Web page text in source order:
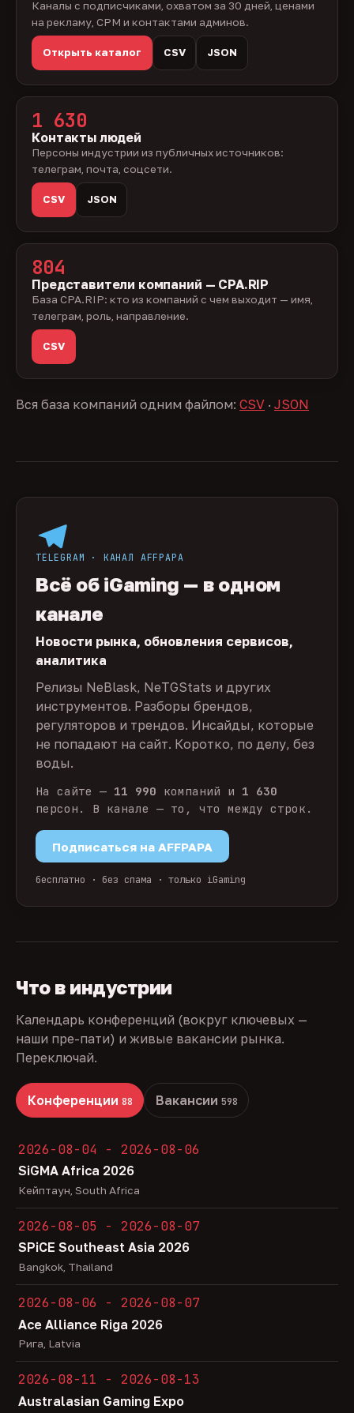
Каналы с подписчиками, охватом за 30 дней, ценами
на рекламу, CPM и контактами админов.
Открыть каталог CSV JSON
1 630
Контакты людей
Персоны индустрии из публичных источников:
телеграм, почта, соцсети.
CSV JSON
804
Представители компаний — CPA.RIP
База CPA.RIP: кто из компаний с чем выходит — имя,
телеграм, роль, направление.
CSV
Вся база компаний одним файлом: CSV · JSON
TELEGRAM · КАНАЛ AFFPAPA
Всё об iGaming — в одном
канале
Новости рынка, обновления сервисов,
аналитика
Релизы NeBlask, NeTGStats и других
инструментов. Разборы брендов,
регуляторов и трендов. Инсайды, которые
не попадают на сайт. Коротко, по делу, без
воды.
На сайте — 11 990 компаний и 1 630
персон. В канале — то, что между строк.
Подписаться на AFFPAPA
бесплатно · без спама · только iGaming
Что в индустрии
Календарь конференций (вокруг ключевых —
наши пре-пати) и живые вакансии рынка.
Переключай.
Конференции 88 Вакансии 598
2026-08-04 - 2026-08-06
SiGMA Africa 2026
Кейптаун, South Africa
2026-08-05 - 2026-08-07
SPiCE Southeast Asia 2026
Bangkok, Thailand
2026-08-06 - 2026-08-07
Ace Alliance Riga 2026
Рига, Latvia
2026-08-11 - 2026-08-13
Australasian Gaming Expo